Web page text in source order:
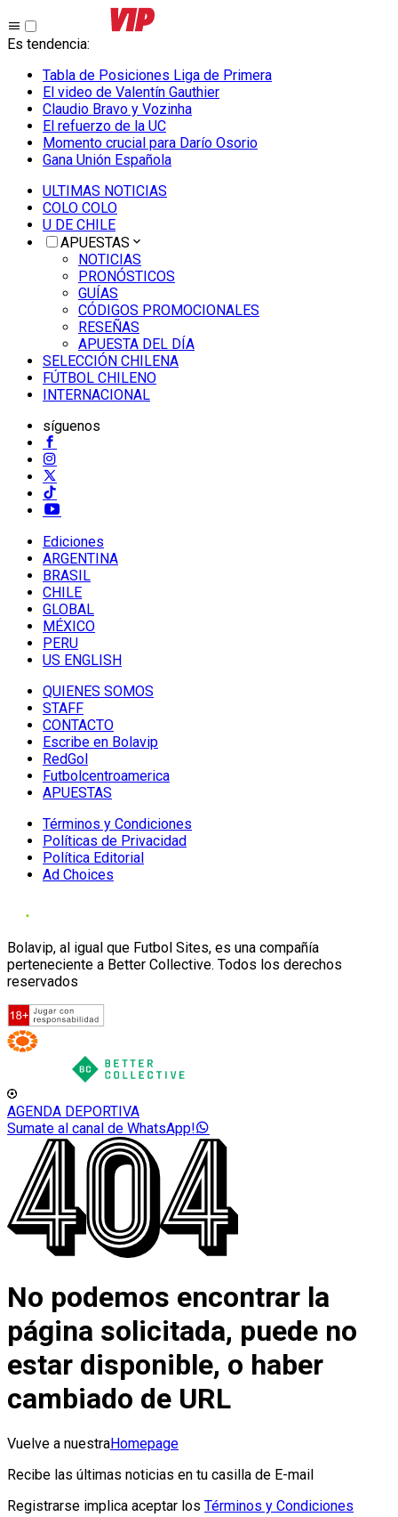
Es tendencia:
Tabla de Posiciones Liga de Primera
El video de Valentín Gauthier
Claudio Bravo y Vozinha
El refuerzo de la UC
Momento crucial para Darío Osorio
Gana Unión Española
ULTIMAS NOTICIAS
COLO COLO
U DE CHILE
APUESTAS
NOTICIAS
PRONÓSTICOS
GUÍAS
CÓDIGOS PROMOCIONALES
RESEÑAS
APUESTA DEL DÍA
SELECCIÓN CHILENA
FÚTBOL CHILENO
INTERNACIONAL
síguenos
Ediciones
ARGENTINA
BRASIL
CHILE
GLOBAL
MÉXICO
PERU
US ENGLISH
QUIENES SOMOS
STAFF
CONTACTO
Escribe en Bolavip
RedGol
Futbolcentroamerica
APUESTAS
Términos y Condiciones
Políticas de Privacidad
Política Editorial
Ad Choices
Bolavip, al igual que Futbol Sites, es una compañía
perteneciente a Better Collective. Todos los derechos
reservados
AGENDA DEPORTIVA
Sumate al canal de WhatsApp!
No podemos encontrar la
página solicitada, puede no
estar disponible, o haber
cambiado de URL
Vuelve a nuestraHomepage
Recibe las últimas noticias en tu casilla de E-mail
Registrarse implica aceptar los Términos y Condiciones